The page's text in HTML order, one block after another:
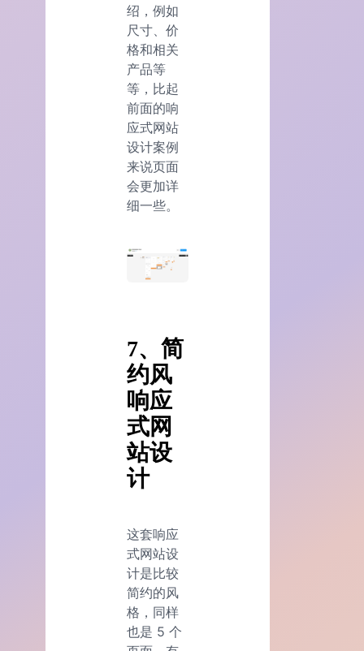
绍，例如
尺寸、价
格和相关
产品等
等，比起
前面的响
应式网站
设计案例
来说页面
会更加详
细一些。
7、简
约风
响应
式网
站设
计
这套响应
式网站设
计是比较
简约的风
格，同样
也是 5 个